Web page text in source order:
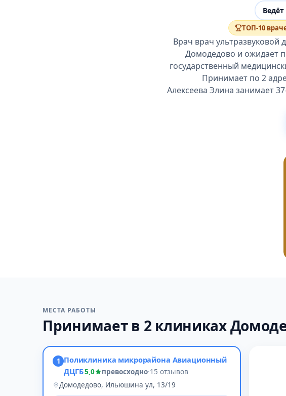
ТОП-10
Врач врач ультразвуковой
Домодедово и ожидает
государственный
Принимает по 2
Алексеева Элина занимает
МЕСТА РАБОТЫ
Принимает в 2 клиниках
1 Поликлиника микрорайона Авиационный
ДЦГБ5,0 превосходно·15 отзывов
Домодедово, Ильюшина ул, 13/19